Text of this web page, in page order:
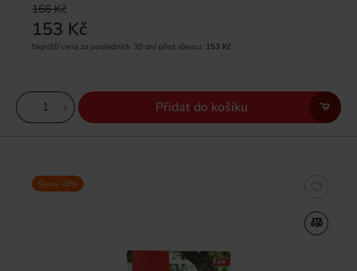
166 Kč
153 Kč
Nejnižší cena za posledních 30 dní před slevou: 153 Kč
Přidat do košíku
Sleva -8%